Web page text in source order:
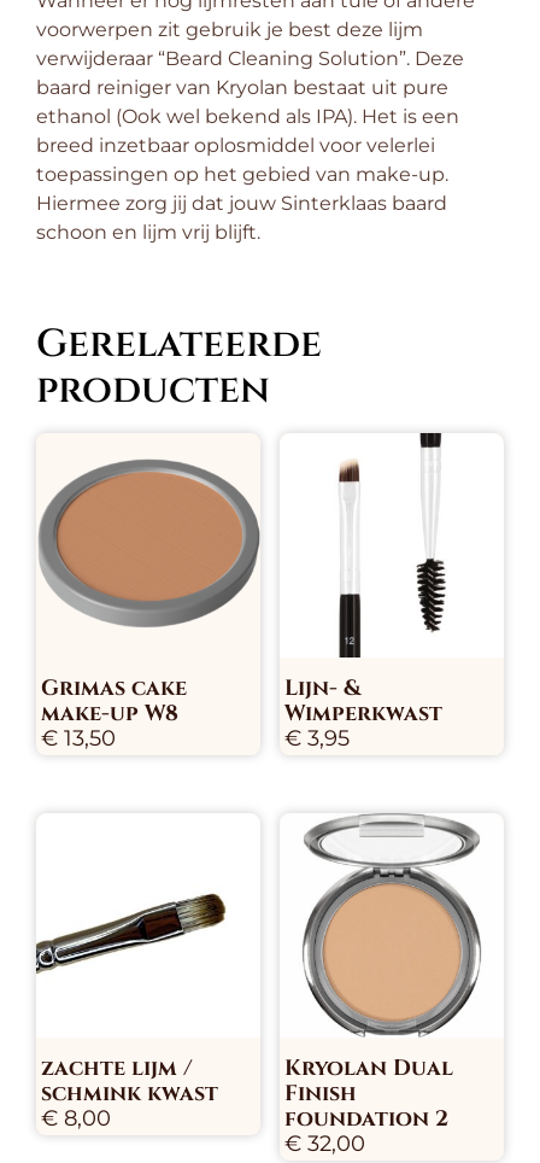
voorwerpen zit gebruik je best deze lijm
verwijderaar “Beard Cleaning Solution”. Deze
baard reiniger van Kryolan bestaat uit pure
ethanol (Ook wel bekend als IPA). Het is een
breed inzetbaar oplosmiddel voor velerlei
toepassingen op het gebied van make-up.
Hiermee zorg jij dat jouw Sinterklaas baard
schoon en lijm vrij blijft.
Gerelateerde
producten
Grimas cake
make-up W8
€ 13,50
Lijn- &
Wimperkwast
€3,95
zachte lijm /
schmink kwast
€ 8,00
Kryolan Dual
Finish
foundation 2
€32,00